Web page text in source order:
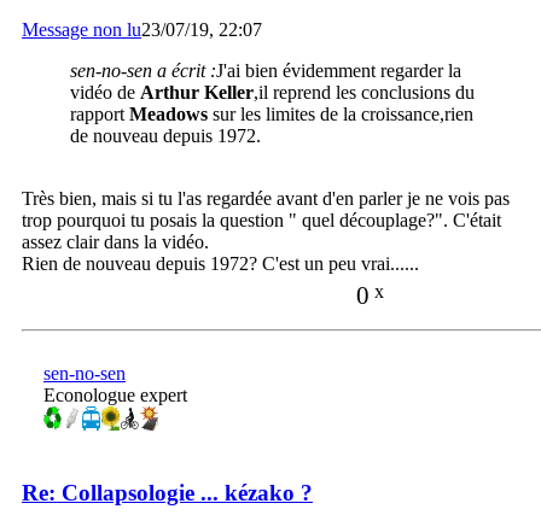
Message non lu23/07/19, 22:07
sen-no-sen a écrit :J'ai bien évidemment regarder la
vidéo de Arthur Keller,il reprend les conclusions du
rapport Meadows sur les limites de la croissance,rien
de nouveau depuis 1972.
Très bien, mais si tu l'as regardée avant d'en parler je ne vois pas
trop pourquoi tu posais la question " quel découplage?". C'était
assez clair dans la vidéo.
Rien de nouveau depuis 1972? C'est un peu vrai......
0 x
sen-no-sen
Econologue expert
Re: Collapsologie ... kézako ?